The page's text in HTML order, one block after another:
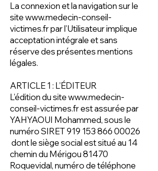
La connexion et la navigation sur le
sitewww.medecin-conseil-
victimes.frpar l’Utilisateur implique
acceptation intégrale et sans
réserve des présentes mentions
légales.
ARTICLE 1 : L’ÉDITEUR
L’édition du sitewww.medecin-
conseil-victimes.frest assurée par
YAHYAOUI Mohammed, sous le
numéro SIRET919 153 866 00026
dont le siège social est situé au 14
chemin du Mérigou 81470
Roquevidal, numéro de téléphone